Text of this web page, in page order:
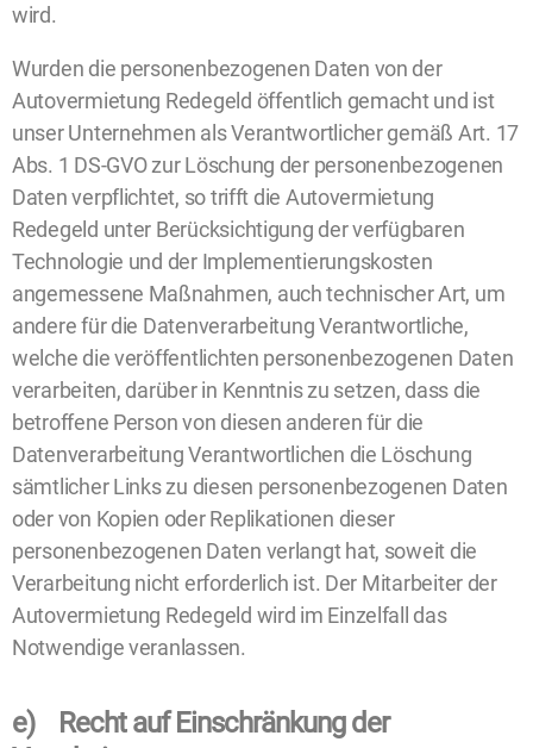
wird.
Wurden die personenbezogenen Daten von der
Autovermietung Redegeld öffentlich gemacht und ist
unser Unternehmen als Verantwortlicher gemäß Art. 17
Abs. 1 DS-GVO zur Löschung der personenbezogenen
Daten verpflichtet, so trifft die Autovermietung
Redegeld unter Berücksichtigung der verfügbaren
Technologie und der Implementierungskosten
angemessene Maßnahmen, auch technischer Art, um
andere für die Datenverarbeitung Verantwortliche,
welche die veröffentlichten personenbezogenen Daten
verarbeiten, darüber in Kenntnis zu setzen, dass die
betroffene Person von diesen anderen für die
Datenverarbeitung Verantwortlichen die Löschung
sämtlicher Links zu diesen personenbezogenen Daten
oder von Kopien oder Replikationen dieser
personenbezogenen Daten verlangt hat, soweit die
Verarbeitung nicht erforderlich ist. Der Mitarbeiter der
Autovermietung Redegeld wird im Einzelfall das
Notwendige veranlassen.
e) Recht auf Einschränkung der